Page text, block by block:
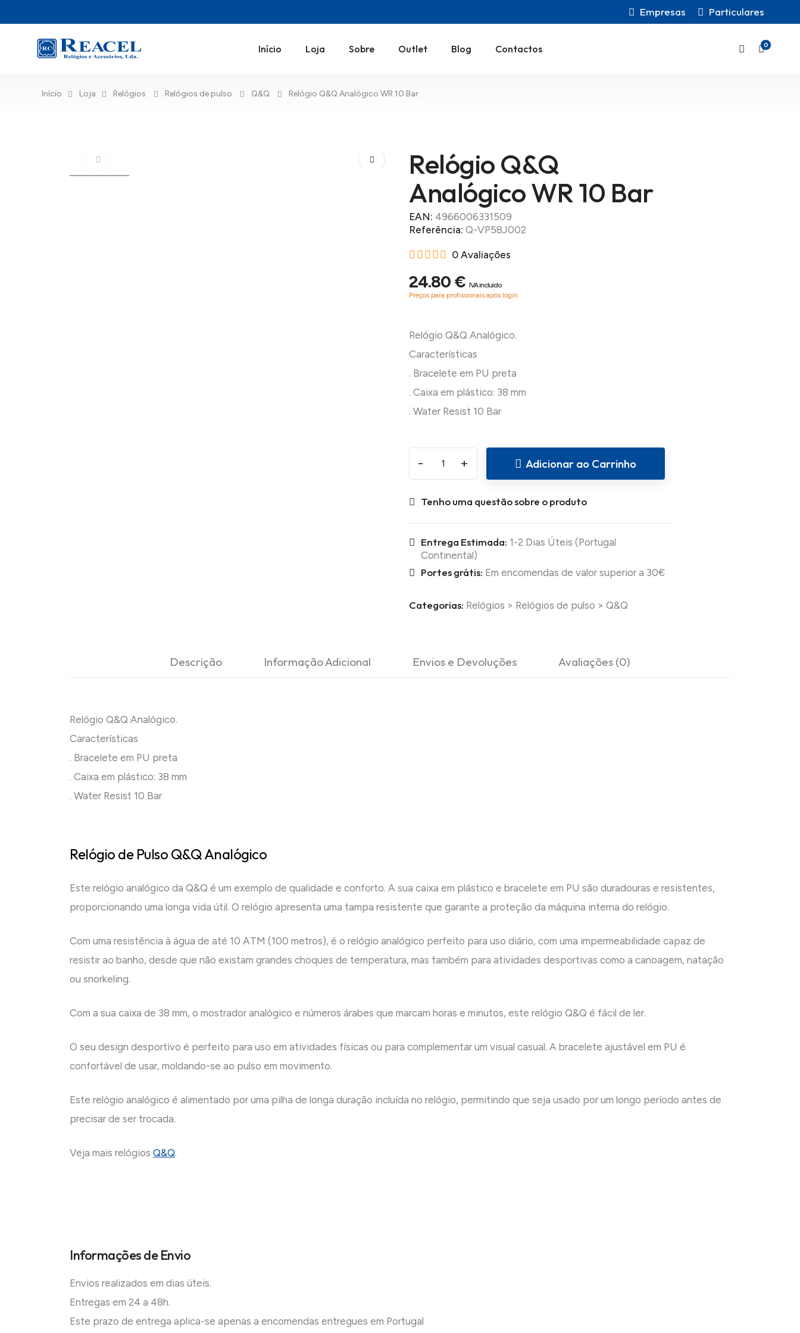
Empresas Particulares
Início Loja Sobre Outlet Blog Contactos 0
Início Loja Relógios Relógios de pulso Q&Q Relógio Q&Q Analógico WR 10 Bar
Relógio Q&Q
Analógico WR 10 Bar
EAN: 4966006331509
Referência: Q-VP58J002
0 Avaliações
24.80 € IVA incluído
Preços para profissionais após login
Relógio Q&Q Analógico.
Características
. Bracelete em PU preta
. Caixa em plástico: 38 mm
- + Adicionar ao Carrinho
Tenho uma questão sobre o produto
Entrega Estimada: 1-2 Dias Úteis (Portugal
Continental)
Portes grátis: Em encomendas de valor superior a 30€
Categorias: Relógios > Relógios de pulso > Q&Q
Descrição Informação Adicional Envios e Devoluções Avaliações (0)
Relógio Q&Q Analógico.
Características
. Bracelete em PU preta
. Caixa em plástico: 38 mm
. Water Resist 10 Bar
Relógio de Pulso Q&Q Analógico
Este relógio analógico da Q&Q é um exemplo de qualidade e conforto. A sua caixa em plástico e bracelete em PU são duradouras e resistentes,
proporcionando uma longa vida útil. O relógio apresenta uma tampa resistente que garante a proteção da máquina interna do relógio.
Com uma resistência à água de até 10 ATM (100 metros), é o relógio analógico perfeito para uso diário, com uma impermeabilidade capaz de
resistir ao banho, desde que não existam grandes choques de temperatura, mas também para atividades desportivas como a canoagem, natação
ou snorkeling.
Com a sua caixa de 38 mm, o mostrador analógico e números árabes que marcam horas e minutos, este relógio Q&Q é fácil de ler.
O seu design desportivo é perfeito para uso em atividades físicas ou para complementar um visual casual. A bracelete ajustável em PU é
confortável de usar, moldando-se ao pulso em movimento.
Este relógio analógico é alimentado por uma pilha de longa duração incluída no relógio, permitindo que seja usado por um longo período antes de
precisar de ser trocada.
Veja mais relógios Q&Q.
Informações de Envio
Envios realizados em dias úteis.
Entregas em 24 a 48h.
Este prazo de entrega aplica-se apenas a encomendas entregues em Portugal